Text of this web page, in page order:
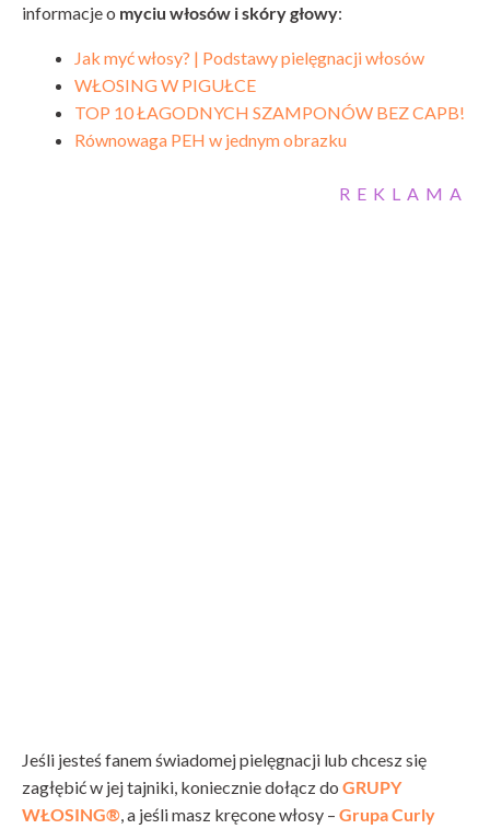
informacje o myciu włosów i skóry głowy:
Jak myć włosy? | Podstawy pielęgnacji włosów
WŁOSING W PIGUŁCE
TOP 10 ŁAGODNYCH SZAMPONÓW BEZ CAPB!
Równowaga PEH w jednym obrazku
REKLAMA
Jeśli jesteś fanem świadomej pielęgnacji lub chcesz się
zagłębić w jej tajniki, koniecznie dołącz do GRUPY
WŁOSING® , a jeśli masz kręcone włosy – Grupa Curly